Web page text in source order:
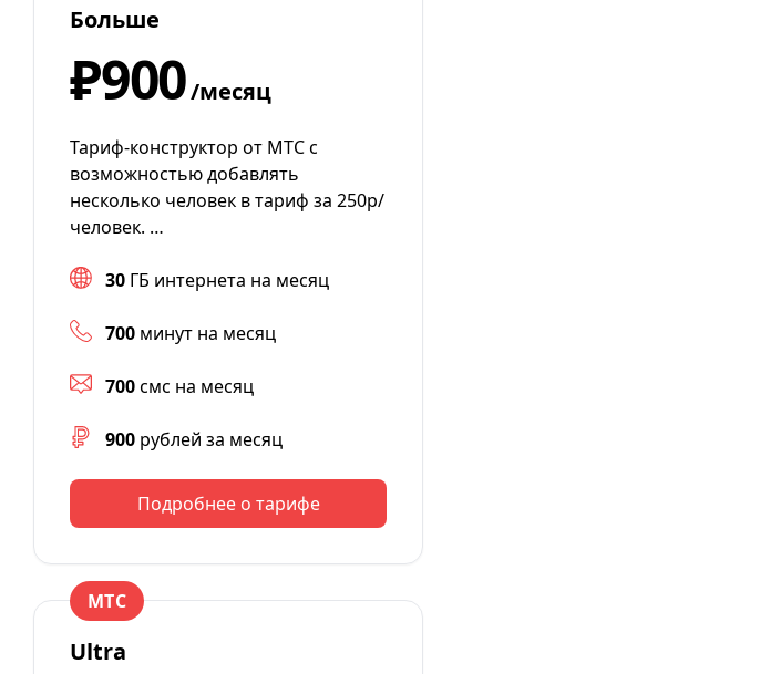
Больше
₽900/месяц
Тариф-конструктор от МТС с
возможностью добавлять
несколько человек в тариф за 250р/
человек. …
30 ГБ интернета на месяц
700 минут на месяц
700смс на месяц
900 рублей за месяц
Подробнее о тарифе
МТС
Ultra